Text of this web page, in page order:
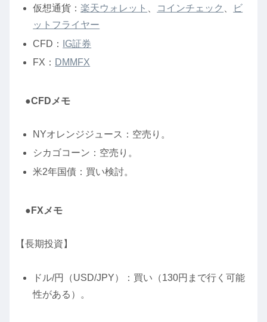
仮想通貨：楽天ウォレット コインチェック
ビ
ットフライヤー
CFD：
IG証券
FX： DMMFX
●CFDメモ
NYオレンジジュース：空売り。
シカゴコーン：空売り。
米2年国債：買い検討。
●FXメモ
【長期投資】
ドル/円（USD/JPY）：買い（130円まで行く可能
性がある）。